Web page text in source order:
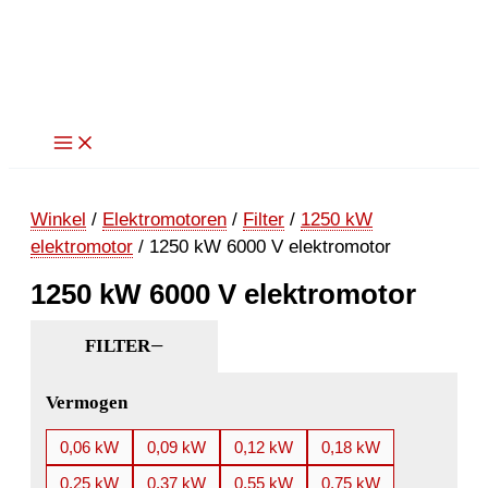
Winkel / Elektromotoren / Filter / 1250 kW
elektromotor / 1250 kW 6000 V elektromotor
1250 kW 6000 V elektromotor
FILTER
Vermogen
0,06 kW 0,09 kW 0,12 kW
0,18 kW
0,25 kW
0,37 kW 0,55 kW
0,75 kW